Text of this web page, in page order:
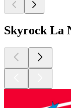
Skyrock La